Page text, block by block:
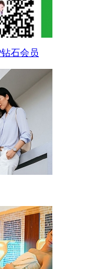
石会员